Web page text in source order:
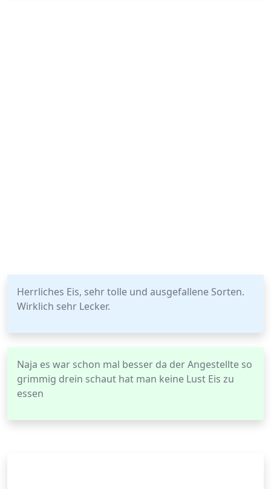
Herrliches Eis, sehr tolle und ausgefallene Sorten.
Wirklich sehr Lecker.
Naja es war schon mal besser da der Angestellte so
grimmig drein schaut hat man keine Lust Eis zu
essen